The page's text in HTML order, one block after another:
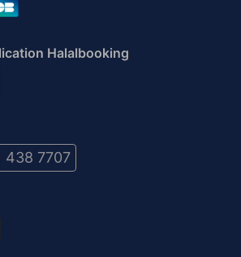
Halalbooking
438 7707